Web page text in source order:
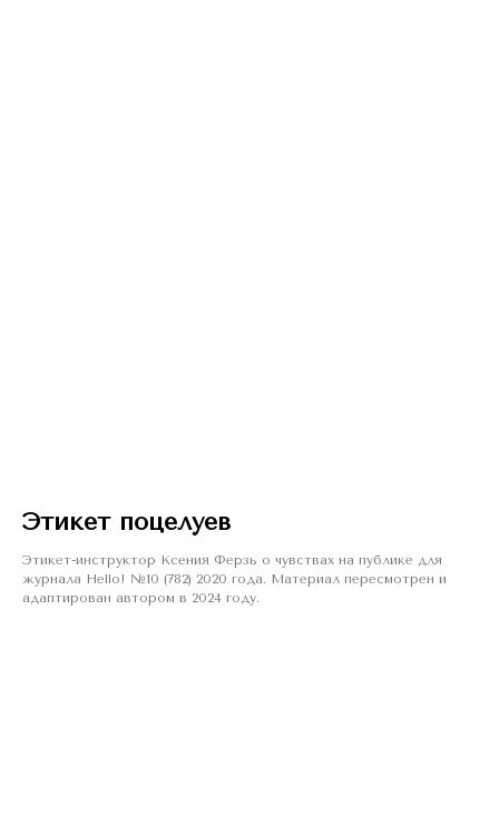
Этикет поцелуев
Этикет-инструктор Ксения Ферзь о чувствах на публике для
журнала Hello! №10 (782) 2020 года. Материал пересмотрен и
адаптирован автором в 2024 году.